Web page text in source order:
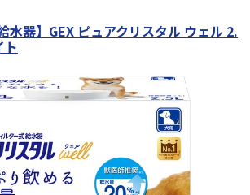
水器】GEX ピュアクリスタル ウェル 2.
ト